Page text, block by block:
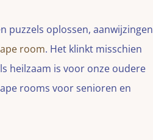
puzzels oplossen, aanwijzingen
room. Het klinkt misschien
heilzaam is voor onze oudere
rooms voor senioren en